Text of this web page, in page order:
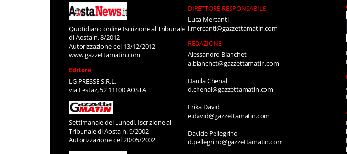
Quotidiano online Iscrizione al Tribunale
di Aosta n. 8/2012
Autorizzazione del 13/12/2012
www.gazzettamatin.com
Editore
LG PRESSE S.R.L.
via Festaz, 52 11100 AOSTA
Settimanale del Lunedì. Iscrizione al
Tribunale di Aosta n. 9/2002
Autorizzazione del 20/05/2002
DIRETTORE RESPONSABILE
Luca Mercanti
l.mercanti@gazzettamatin.com
REDAZIONE
Alessandro Bianchet
a.bianchet@gazzettamatin.com
Danila Chenal
d.chenal@gazzettamatin.com
Erika David
e.david@gazzettamatin.com
Davide Pellegrino
d.pellegrino@gazzettamatin.com